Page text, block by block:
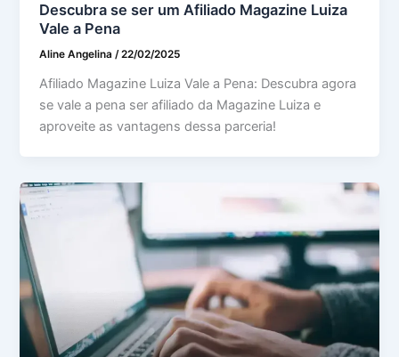
Descubra se ser um Afiliado Magazine Luiza
Vale a Pena
Aline Angelina/22/02/2025
Afiliado Magazine Luiza Vale a Pena: Descubra agora
se vale a pena ser afiliado da Magazine Luiza e
aproveite as vantagens dessa parceria!